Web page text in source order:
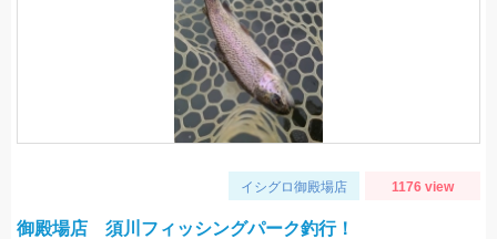
イシグロ御殿場店 1176 view
御殿場店 須川フィッシングパーク釣行！